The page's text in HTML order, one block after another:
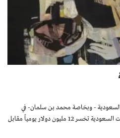
السعودية - وبخاصة محمد بن سلمان- في
تأجيجه، مقامرة وحماقة في آن. فإن كانت السعودية تخسر 12 مليون دولار يومياً مقابل